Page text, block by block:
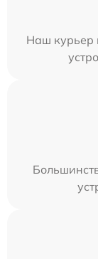
Наш курьер